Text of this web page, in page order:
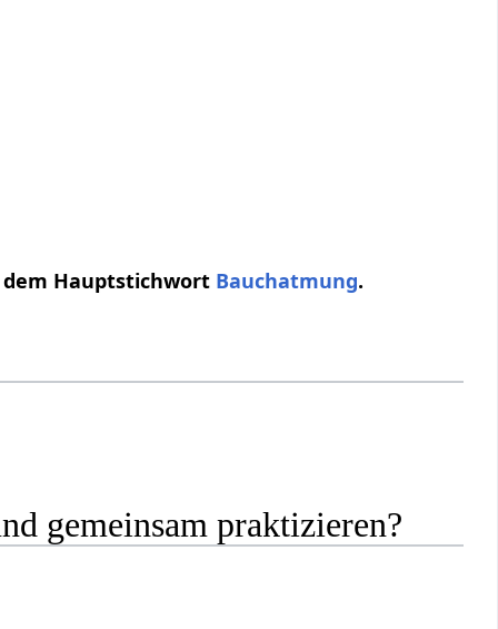
Hauptstichwort Bauchatmung.
gemeinsam praktizieren?